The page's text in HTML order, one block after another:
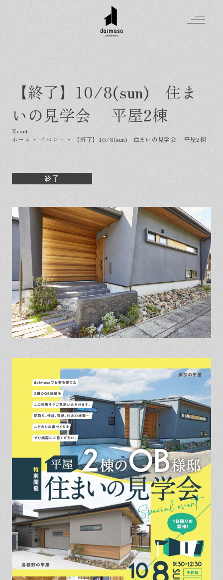
【終了】10/8(sun) 住ま
いの見学会 平屋2棟
ホーム ・ イベント ・ 【終了】10/8(sun) 住まいの見学会 平屋2棟
終了
Greeting
はじめましての方へ
Made in DAIMASA
私たちの想い
素材のこだわり
家づくりの流れ
保証とサポート
ヒノキプロジェクト
For customer
スタイル集
気軽に相談会
よくある質問
お客様の声
木材辞典
お知らせ
Company
スタッフ紹介
採用情報
資料請求
お問い合わせ
In
st
Fa
ce
LI
N
Event Contact